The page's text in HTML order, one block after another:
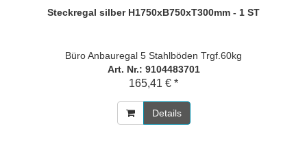
Steckregal silber H1750xB750xT300mm - 1 ST
Büro Anbauregal 5 Stahlböden Trgf.60kg
Art. Nr.: 9104483701
165,41 € *
Details